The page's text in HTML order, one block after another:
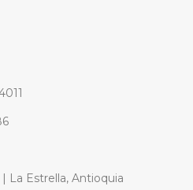
| La Estrella, Antioquia